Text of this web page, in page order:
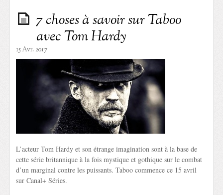
7 choses à savoir sur Taboo
avec Tom Hardy
15 Avr. 2017
L’acteur Tom Hardy et son étrange imagination sont à la base de
cette série britannique à la fois mystique et gothique sur le combat
d’un marginal contre les puissants. Taboo commence ce 15 avril
sur Canal+ Séries.